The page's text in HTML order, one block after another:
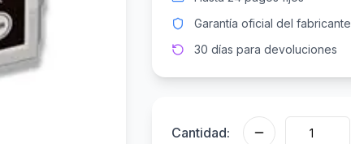
Garantía oficial del fabricante
30 días para devoluciones
Cantidad: